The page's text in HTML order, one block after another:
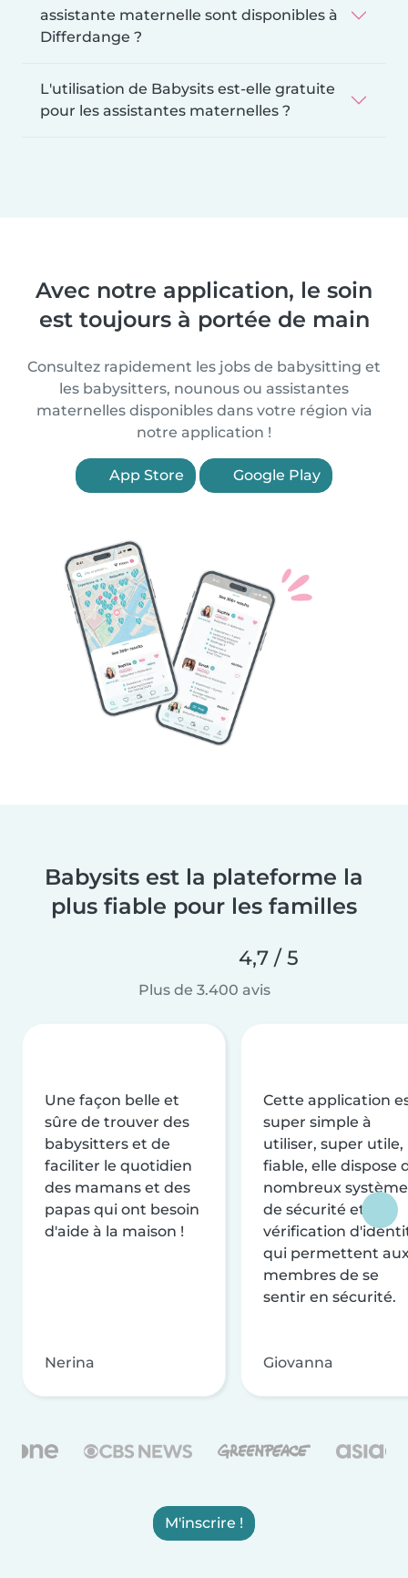
assistante maternelle sont disponibles à
Differdange ?
L'utilisation de Babysits est-elle gratuite
pour les assistantes maternelles ?
Avec notre application, le soin
est toujours à portée de main
Consultez rapidement les jobs de babysitting et
les babysitters, nounous ou assistantes
maternelles disponibles dans votre région via
notre application !
App Store Google Play
Babysits est la plateforme la
plus fiable pour les familles
4,7 / 5
Plus de 3.400 avis
Une façon belle et
sûre de trouver des
babysitters et de
faciliter le quotidien
des mamans et des
papas qui ont besoin
d'aide à la maison !
Nerina
Cette application
super simple à
utiliser, super utile,
fiable, elle dispose
nombreux
de sécurité et de
vérification
qui permettent
membres de se
sentir en sécurité.
Giovanna
M'inscrire !